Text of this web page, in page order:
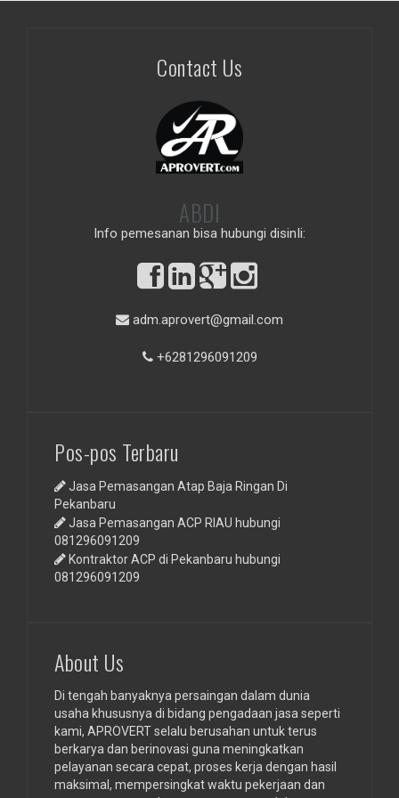
Contact Us
ABDI
Info pemesanan bisa hubungi disinIi:
adm.aprovert@gmail.com
+6281296091209
Pos-pos Terbaru
Jasa Pemasangan Atap Baja Ringan Di
Pekanbaru
Jasa Pemasangan ACP RIAU hubungi
081296091209
Kontraktor ACP di Pekanbaru hubungi
081296091209
About Us
Di tengah banyaknya persaingan dalam dunia
usaha khususnya di bidang pengadaan jasa seperti
kami, APROVERT selalu berusahan untuk terus
berkarya dan berinovasi guna meningkatkan
pelayanan secara cepat, proses kerja dengan hasil
maksimal, mempersingkat waktu pekerjaan dan